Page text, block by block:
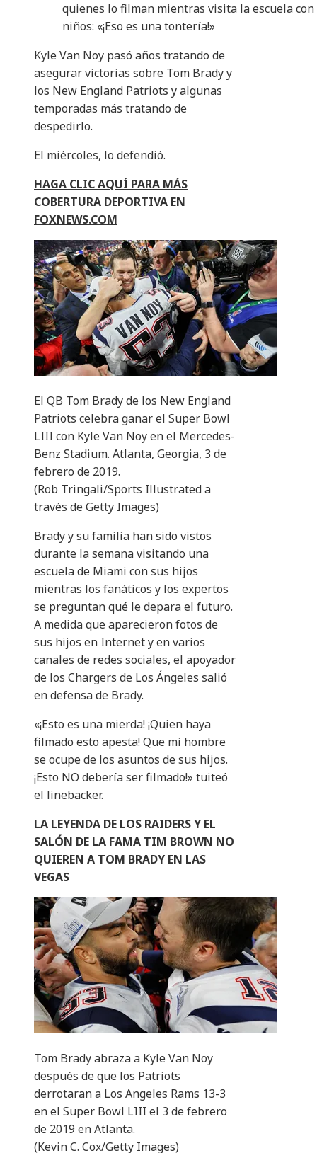
quienes lo filman mientras visita la escuela con
niños: «¡Eso es una tontería!»
Kyle Van Noy pasó años tratando de
asegurar victorias sobre Tom Brady y
los New England Patriots y algunas
temporadas más tratando de
despedirlo.
El miércoles, lo defendió.
HAGA CLIC AQUÍ PARA MÁS
COBERTURA DEPORTIVA EN
FOXNEWS.COM
El QB Tom Brady de los New England
Patriots celebra ganar el Super Bowl
LIII con Kyle Van Noy en el Mercedes-
Benz Stadium. Atlanta, Georgia, 3 de
febrero de 2019.
(Rob Tringali/Sports Illustrated a
través de Getty Images)
Brady y su familia han sido vistos
durante la semana visitando una
escuela de Miami con sus hijos
mientras los fanáticos y los expertos
se preguntan qué le depara el futuro.
A medida que aparecieron fotos de
sus hijos en Internet y en varios
canales de redes sociales, el apoyador
de los Chargers de Los Ángeles salió
en defensa de Brady.
«¡Esto es una mierda! ¡Quien haya
filmado esto apesta! Que mi hombre
se ocupe de los asuntos de sus hijos.
¡Esto NO debería ser filmado!» tuiteó
el linebacker.
LA LEYENDA DE LOS RAIDERS Y EL
SALÓN DE LA FAMA TIM BROWN NO
QUIEREN A TOM BRADY EN LAS
VEGAS
Tom Brady abraza a Kyle Van Noy
después de que los Patriots
derrotaran a Los Angeles Rams 13-3
en el Super Bowl LIII el 3 de febrero
de 2019 en Atlanta.
(Kevin C. Cox/Getty Images)